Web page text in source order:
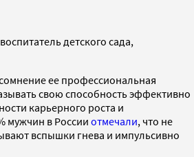
детского сада,
ее профессиональная
свою способность эффективно
карьерного роста и
мужчин в России отмечали, что не
вспышки гнева и импульсивно